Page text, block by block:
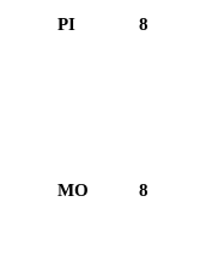
PI 8
MO 8